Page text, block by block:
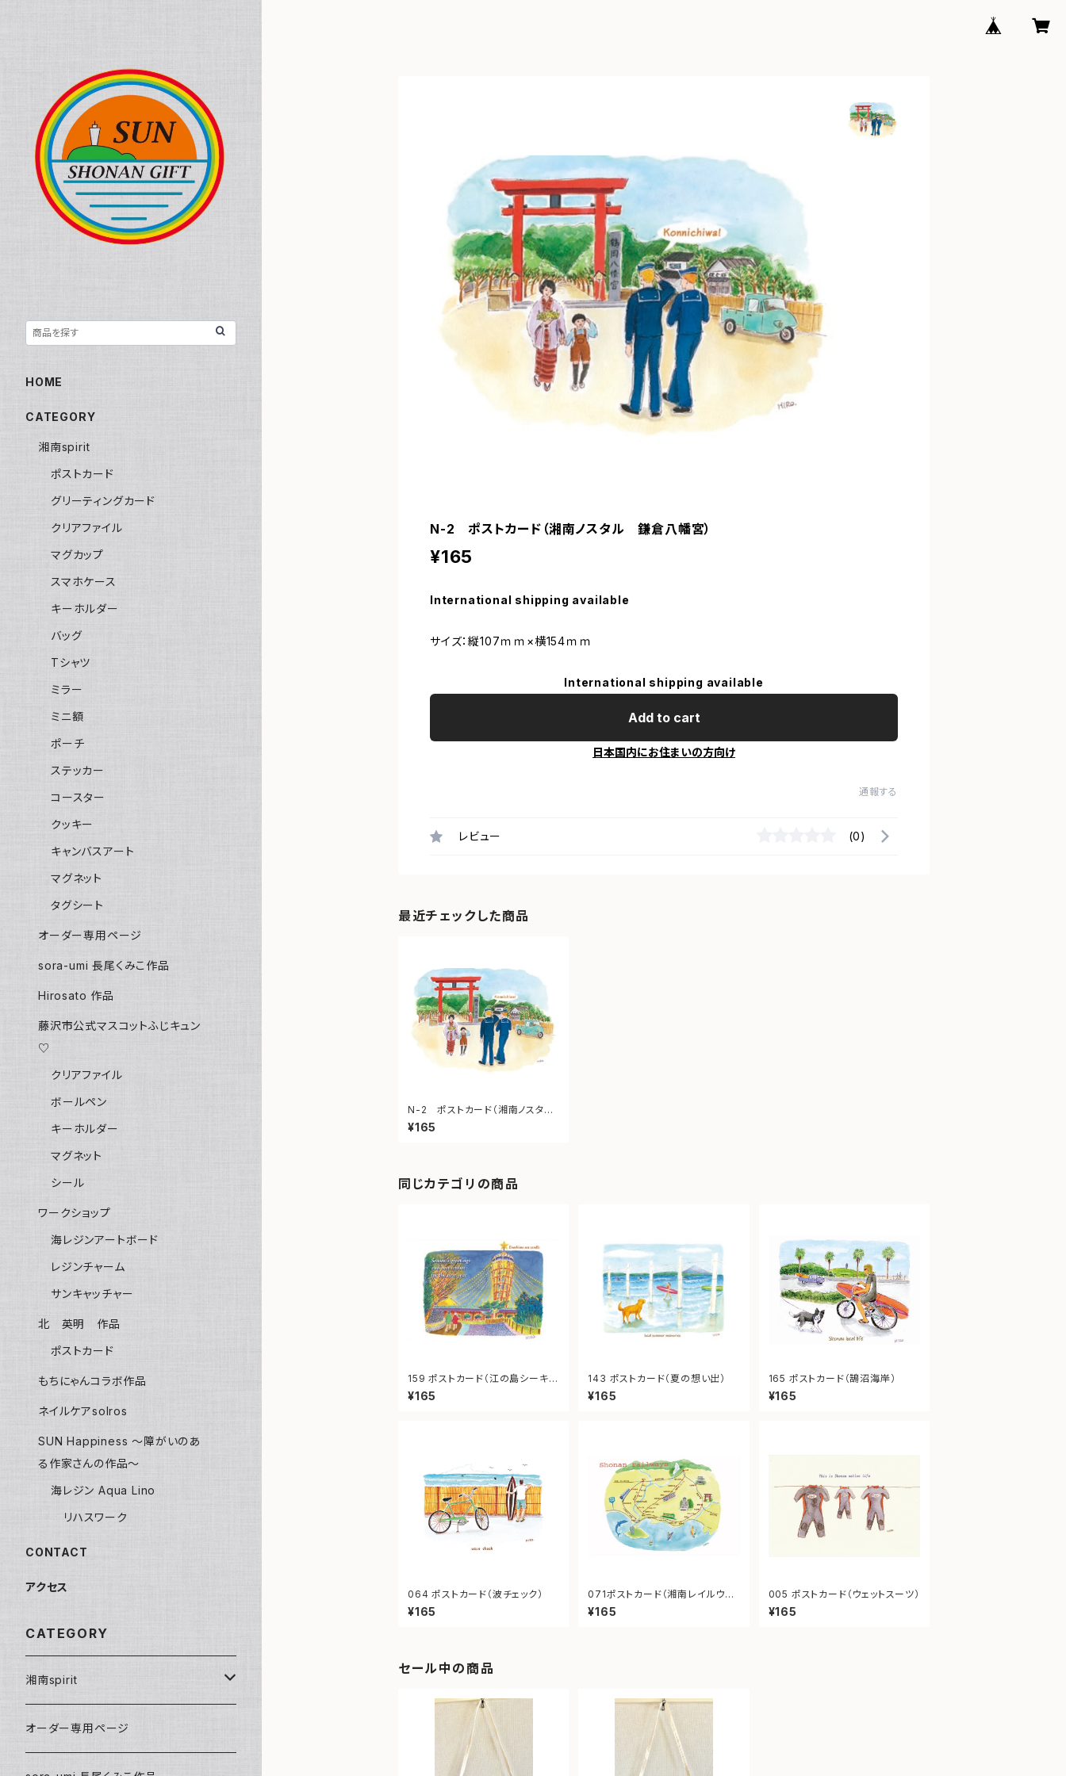
N-2 ポストカード（湘南ノスタル 鎌倉八幡宮）
¥165
International shipping available
サイズ：縦107ｍｍ×横154ｍｍ
International shipping available
Add to cart
日本国内にお住まいの方向け
通報する
レビュー (0)
最近チェックした商品
N-2 ポストカード（湘南ノスタ
ル 鎌倉八幡宮）
¥165
同じカテゴリの商品
159 ポストカード（江の島シーキャ
ンドル）
¥165
143 ポストカード（夏の想い出）
¥165
165 ポストカード（鵠沼海岸）
¥165
064 ポストカード（波チェック）
¥165
071ポストカード（湘南レイルウェ
イ）
¥165
005 ポストカード（ウェットスーツ）
¥165
セール中の商品
HOME
CATEGORY
湘南spirit
ポストカード
グリーティングカード
クリアファイル
マグカップ
スマホケース
キーホルダー
バッグ
Tシャツ
ミラー
ミニ額
ポーチ
ステッカー
コースター
クッキー
キャンバスアート
マグネット
タグシート
オーダー専用ページ
sora-umi 長尾くみこ作品
Hirosato 作品
藤沢市公式マスコットふじキュン
♡
クリアファイル
ボールペン
キーホルダー
マグネット
シール
ワークショップ
海レジンアートボード
レジンチャーム
サンキャッチャー
北 英明 作品
ポストカード
もちにゃんコラボ作品
ネイルケアsolros
SUN Happiness ～障がいのあ
る作家さんの作品～
海レジン Aqua Lino
リハスワーク
CONTACT
アクセス
CATEGORY
湘南spirit
ポストカード
オーダー専用ページ